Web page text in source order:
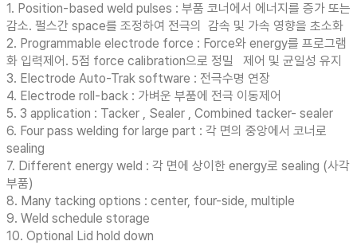
1. Position-based weld pulses : 부품 코너에서 에너지를 증가 또는
감소. 펄스간 space를 조정하여 전극의 감속 및 가속 영향을 초소화
2. Programmable electrode force : Force와 energy를 프로그램
화 입력제어. 5점 force calibration으로 정밀 제어 및 균일성 유지
3. Electrode Auto-Trak software : 전극수명 연장
4. Electrode roll-back : 가벼운 부품에 전극 이동제어
5. 3 application : Tacker , Sealer , Combined tacker- sealer
6. Four pass welding for large part : 각 면의 중앙에서 코너로
sealing
7. Different energy weld : 각 면에 상이한 energy로 sealing (사각
부품)
8. Many tacking options : center, four-side, multiple
9. Weld schedule storage
10. Optional Lid hold down